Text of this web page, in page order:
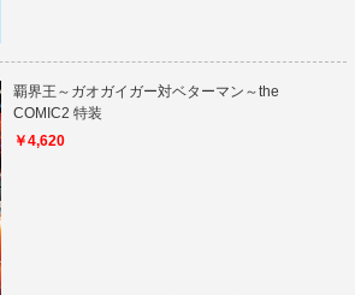
覇界王～ガオガイガー対ベターマン～the
COMIC2 特装
￥4,620